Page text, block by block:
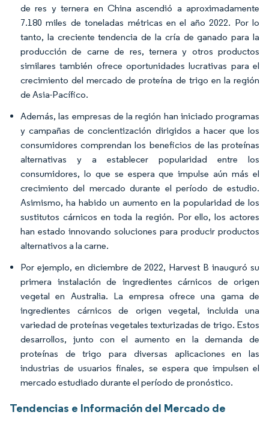
de res y ternera en China ascendió a aproximadamente
7.180 miles de toneladas métricas en el año 2022. Por lo
tanto, la creciente tendencia de la cría de ganado para la
producción de carne de res, ternera y otros productos
similares también ofrece oportunidades lucrativas para el
crecimiento del mercado de proteína de trigo en la región
de Asia-Pacífico.
Además, las empresas de la región han iniciado programas
y campañas de concientización dirigidos a hacer que los
consumidores comprendan los beneficios de las proteínas
alternativas y a establecer popularidad entre los
consumidores, lo que se espera que impulse aún más el
crecimiento del mercado durante el período de estudio.
Asimismo, ha habido un aumento en la popularidad de los
sustitutos cárnicos en toda la región. Por ello, los actores
han estado innovando soluciones para producir productos
alternativos a la carne.
Por ejemplo, en diciembre de 2022, Harvest B inauguró su
primera instalación de ingredientes cárnicos de origen
vegetal en Australia. La empresa ofrece una gama de
ingredientes cárnicos de origen vegetal, incluida una
variedad de proteínas vegetales texturizadas de trigo. Estos
desarrollos, junto con el aumento en la demanda de
proteínas de trigo para diversas aplicaciones en las
industrias de usuarios finales, se espera que impulsen el
mercado estudiado durante el período de pronóstico.
Tendencias e Información del Mercado de